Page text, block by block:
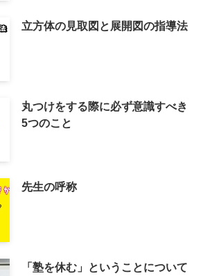
立方体の見取図と展開図の指導法
丸つけをする際に必ず意識すべき
5つのこと
先生の呼称
「塾を休む」ということについて